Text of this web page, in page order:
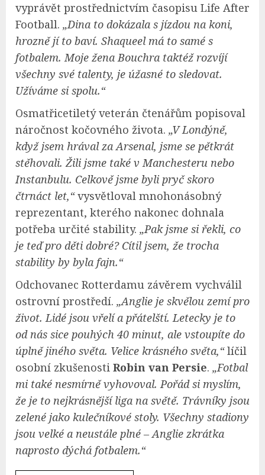
vyprávět prostřednictvím časopisu Life After
Football. „Dina to dokázala s jízdou na koni,
hrozně jí to baví. Shaqueel má to samé s
fotbalem. Moje žena Bouchra taktéž rozvíjí
všechny své talenty, je úžasné to sledovat.
Užíváme si spolu.“
Osmatřicetiletý veterán čtenářům popisoval
náročnost kočovného života. „V Londýně,
když jsem hrával za Arsenal, jsme se pětkrát
stěhovali. Žili jsme také v Manchesteru nebo
Instanbulu. Celkově jsme byli pryč skoro
čtrnáct let,“vysvětloval mnohonásobný
reprezentant, kterého nakonec dohnala
potřeba určité stability. „Pak jsme si řekli, co
je teď pro děti dobré? Cítil jsem, že trocha
stability by byla fajn.“
Odchovanec Rotterdamu závěrem vychválil
ostrovní prostředí. „Anglie je skvělou zemí pro
život. Lidé jsou vřelí a přátelští. Letecky je to
od nás sice pouhých 40 minut, ale vstoupíte do
úplně jiného světa. Velice krásného světa,“líčil
osobní zkušenosti Robin van Persie. „Fotbal
mi také nesmírně vyhovoval. Pořád si myslím,
že je to nejkrásnější liga na světě. Trávníky jsou
zelené jako kulečníkové stoly. Všechny stadiony
jsou velké a neustále plné – Anglie zkrátka
naprosto dýchá fotbalem.“